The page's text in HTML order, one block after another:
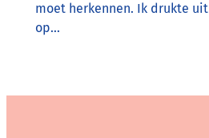
moet herkennen. Ik drukte
op…